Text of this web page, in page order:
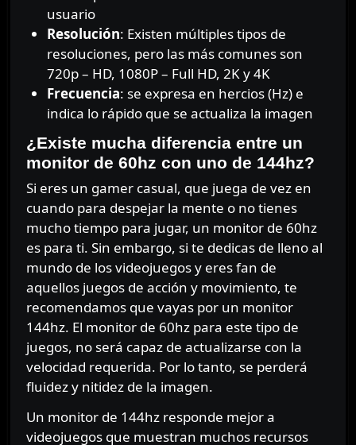
usuario
Resolución: Existen múltiples tipos de
resoluciones, pero las más comunes son
720p – HD, 1080P – Full HD, 2K y 4K
Frecuencia: se expresa en hercios (Hz) e
indica lo rápido que se actualiza la imagen
¿Existe mucha diferencia entre un
monitor de 60hz con uno de 144hz?
Si eres un gamer casual, que juega de vez en
cuando para despejar la mente o no tienes
mucho tiempo para jugar, un monitor de 60hz
es para ti. Sin embargo, si te dedicas de lleno al
mundo de los videojuegos y eres fan de
aquellos juegos de acción y movimiento, te
recomendamos que vayas por un monitor
144hz. El monitor de 60hz para este tipo de
juegos, no será capaz de actualizarse con la
velocidad requerida. Por lo tanto, se perderá
fluidez y nitidez de la imagen.
Un monitor de 144hz responde mejor a
videojuegos que muestran muchos recursos